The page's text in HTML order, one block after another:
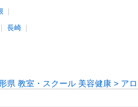
長崎
県 教室・スクール 美容健康 > ア